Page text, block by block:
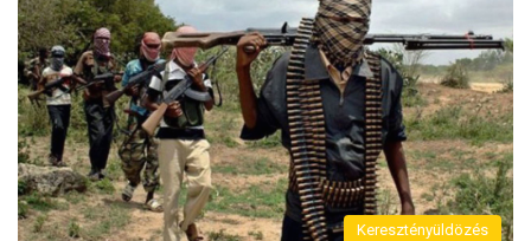
Keresztényüldözés